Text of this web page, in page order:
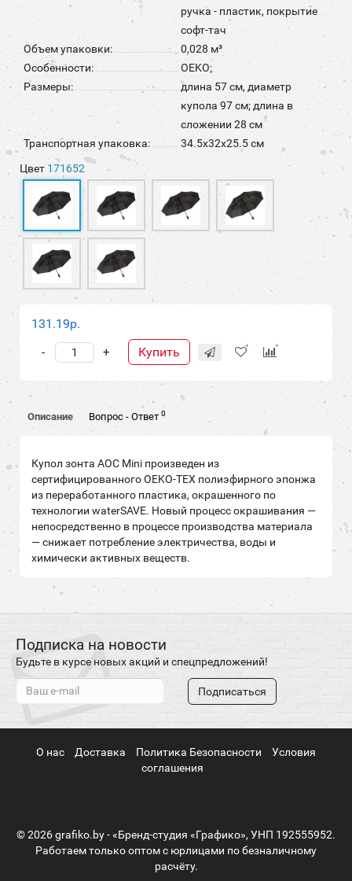
ручка - пластик, покрытие
софт-тач
Объем упаковки:
0,028 м³
Особенности:
OEKO;
Размеры:
длина 57 см, диаметр
купола 97 см; длина в
сложении 28 см
Транспортная упаковка:
34.5x32x25.5 см
Цвет 171652
131.19р.
+
- Купить
Описание Вопрос - Ответ 0
Купол зонта AOC Mini произведен из
сертифицированного OEKO-TEX полиэфирного эпонжа
из переработанного пластика, окрашенного по
технологии waterSAVE. Новый процесс окрашивания —
непосредственно в процессе производства материала
— снижает потребление электричества, воды и
химически активных веществ.
Подписка на новости
Будьте в курсе новых акций и спецпредложений!
Подписаться
О нас Доставка Политика Безопасности
Условия
соглашения
© 2026 grafiko.by - «Бренд-студия «Графико», УНП 192555952.
Работаем только оптом с юрлицами по безналичному
расчёту.